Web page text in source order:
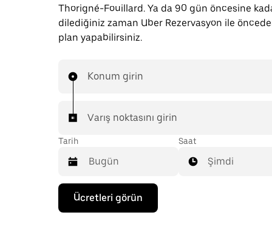
Thorigné-Fouillard. Ya da 90 gün öncesine
dilediğiniz zaman Uber Rezervasyon ile
plan yapabilirsiniz.
Konum girin
Varış noktasını girin
Tarih
Takvimle
etkileşime
geçmek
Saat
Şimdi
Ücretleri görün